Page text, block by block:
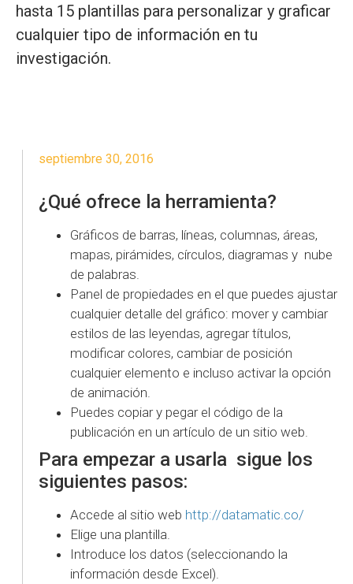
hasta 15 plantillas para personalizar y graficar
cualquier tipo de información en tu
investigación.
septiembre 30, 2016
¿Qué ofrece la herramienta?
Gráficos de barras, líneas, columnas, áreas,
mapas, pirámides, círculos, diagramas y nube
de palabras.
Panel de propiedades en el que puedes ajustar
cualquier detalle del gráfico: mover y cambiar
estilos de las leyendas, agregar títulos,
modificar colores, cambiar de posición
cualquier elemento e incluso activar la opción
de animación.
Puedes copiar y pegar el código de la
publicación en un artículo de un sitio web.
Para empezar a usarla sigue los
siguientes pasos:
Accede al sitio web http://datamatic.co/
Elige una plantilla.
Introduce los datos (seleccionando la
información desde Excel).